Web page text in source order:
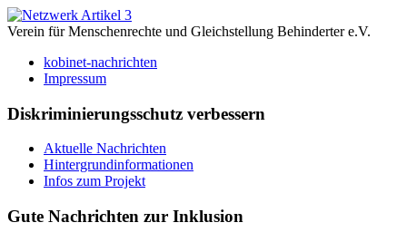
Verein für Menschenrechte und Gleichstellung Behinderter e.V.
kobinet-nachrichten
Impressum
Diskriminierungsschutz verbessern
Aktuelle Nachrichten
Hintergrundinformationen
Infos zum Projekt
Gute Nachrichten zur Inklusion